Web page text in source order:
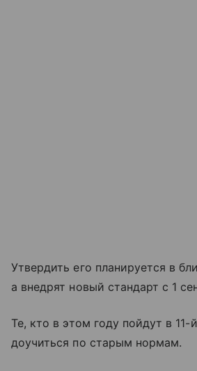
Утвердить его планируется в
а внедрят новый стандарт с 1
Те, кто в этом году пойдут в 11-
доучиться по старым нормам.